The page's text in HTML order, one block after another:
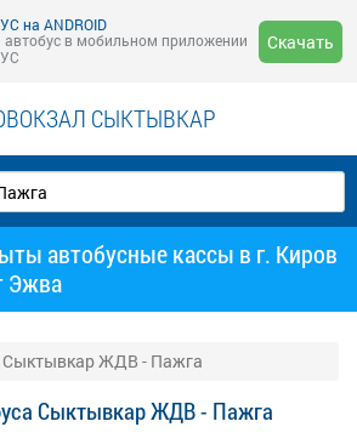
на ANDROID
автобус в мобильном приложении
Скачать
СЫКТЫВКАР
автобусные кассы в г. Киров
Эжва
Сыктывкар ЖДВ - Пажга
Сыктывкар ЖДВ - Пажга